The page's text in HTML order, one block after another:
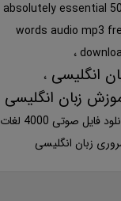
504 absolutely essential
words audio mp3
انگلیسی
زبان انگلیسی
دانلود فایل صوتی 4000 لغات
زبان انگلیسی